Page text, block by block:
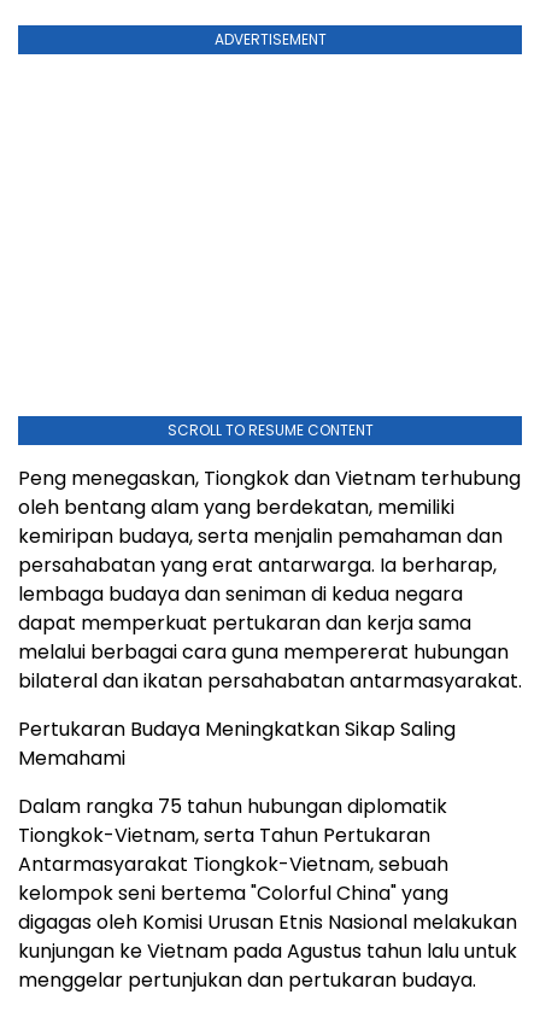
ADVERTISEMENT
SCROLL TO RESUME CONTENT
Peng menegaskan, Tiongkok dan Vietnam terhubung
oleh bentang alam yang berdekatan, memiliki
kemiripan budaya, serta menjalin pemahaman dan
persahabatan yang erat antarwarga. Ia berharap,
lembaga budaya dan seniman di kedua negara
dapat memperkuat pertukaran dan kerja sama
melalui berbagai cara guna mempererat hubungan
bilateral dan ikatan persahabatan antarmasyarakat.
Pertukaran Budaya Meningkatkan Sikap Saling
Memahami
Dalam rangka 75 tahun hubungan diplomatik
Tiongkok-Vietnam, serta Tahun Pertukaran
Antarmasyarakat Tiongkok-Vietnam, sebuah
kelompok seni bertema "Colorful China" yang
digagas oleh Komisi Urusan Etnis Nasional melakukan
kunjungan ke Vietnam pada Agustus tahun lalu untuk
menggelar pertunjukan dan pertukaran budaya.